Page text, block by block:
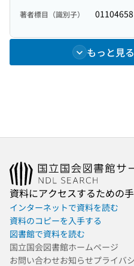
著者標目（識別子）
もっと見
資料にアクセスするための
インターネットで資料を読む
資料のコピーを入手する
図書館で資料を読む
国立国会図書館ホームページ
お問い合わせお知らせプライバ